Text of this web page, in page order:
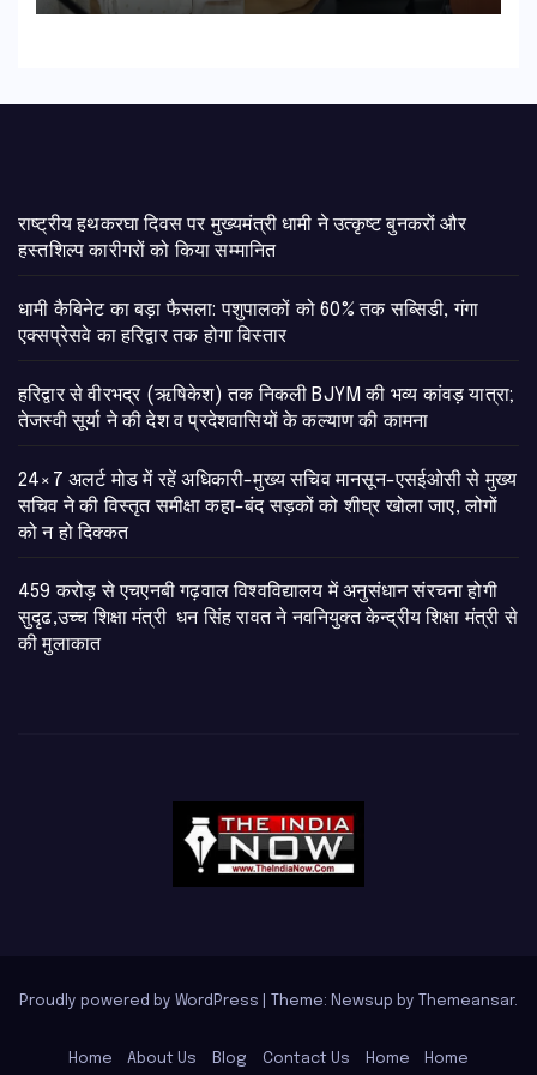
राष्ट्रीय हथकरघा दिवस पर मुख्यमंत्री धामी ने उत्कृष्ट बुनकरों और
हस्तशिल्प कारीगरों को किया सम्मानित
​धामी कैबिनेट का बड़ा फैसला: पशुपालकों को 60% तक सब्सिडी, गंगा
एक्सप्रेसवे का हरिद्वार तक होगा विस्तार
​हरिद्वार से वीरभद्र (ऋषिकेश) तक निकली BJYM की भव्य कांवड़ यात्रा;
तेजस्वी सूर्या ने की देश व प्रदेशवासियों के कल्याण की कामना
24×7 अलर्ट मोड में रहें अधिकारी-मुख्य सचिव मानसून-एसईओसी से मुख्य
सचिव ने की विस्तृत समीक्षा कहा-बंद सड़कों को शीघ्र खोला जाए, लोगों
को न हो दिक्कत
459 करोड़ से एचएनबी गढ़वाल विश्वविद्यालय में अनुसंधान संरचना होगी
सुदृढ,उच्च शिक्षा मंत्री धन सिंह रावत ने नवनियुक्त केन्द्रीय शिक्षा मंत्री से
की मुलाकात
Proudly powered by WordPress Theme: Newsup by Themeansar.
Home About Us Blog Contact Us Home Home